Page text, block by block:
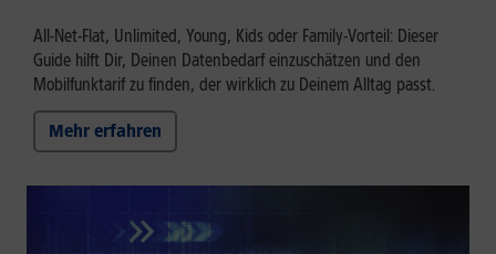
All-Net-Flat, Unlimited, Young, Kids oder Family-Vorteil: Dieser
Guide hilft Dir, Deinen Datenbedarf einzuschätzen und den
Mobilfunktarif zu finden, der wirklich zu Deinem Alltag passt.
Mehr erfahren